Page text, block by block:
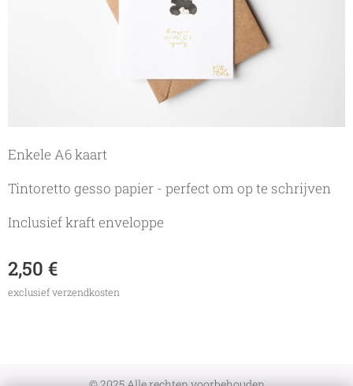
Enkele A6 kaart
Tintoretto gesso papier - perfect om op te schrijven
Inclusief kraft enveloppe
2,50 €
exclusief verzendkosten